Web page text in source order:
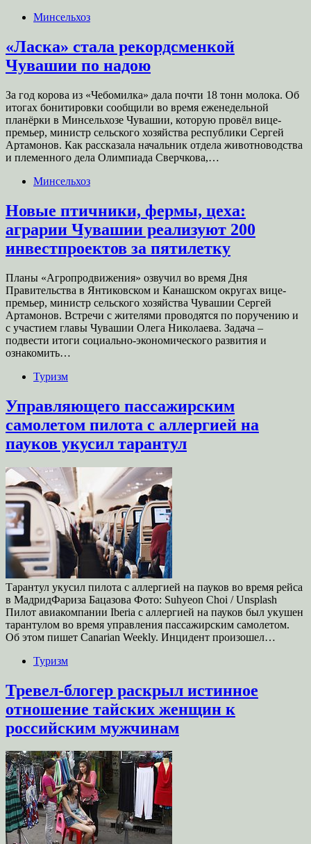
Минсельхоз
«Ласка» стала рекордсменкой
Чувашии по надою
За год корова из «Чебомилка» дала почти 18 тонн молока. Об
итогах бонитировки сообщили во время еженедельной
планёрки в Минсельхозе Чувашии, которую провёл вице-
премьер, министр сельского хозяйства республики Сергей
Артамонов. Как рассказала начальник отдела животноводства
и племенного дела Олимпиада Сверчкова,…
Минсельхоз
Новые птичники, фермы, цеха:
аграрии Чувашии реализуют 200
инвестпроектов за пятилетку
Планы «Агропродвижения» озвучил во время Дня
Правительства в Янтиковском и Канашском округах вице-
премьер, министр сельского хозяйства Чувашии Сергей
Артамонов. Встречи с жителями проводятся по поручению и
с участием главы Чувашии Олега Николаева. Задача –
подвести итоги социально-экономического развития и
ознакомить…
Туризм
Управляющего пассажирским
самолетом пилота с аллергией на
пауков укусил тарантул
Тарантул укусил пилота с аллергией на пауков во время рейса
в МадридФариза Бацазова Фото: Suhyeon Choi / Unsplash
Пилот авиакомпании Iberia с аллергией на пауков был укушен
тарантулом во время управления пассажирским самолетом.
Об этом пишет Canarian Weekly. Инцидент произошел…
Туризм
Тревел-блогер раскрыл истинное
отношение тайских женщин к
российским мужчинам